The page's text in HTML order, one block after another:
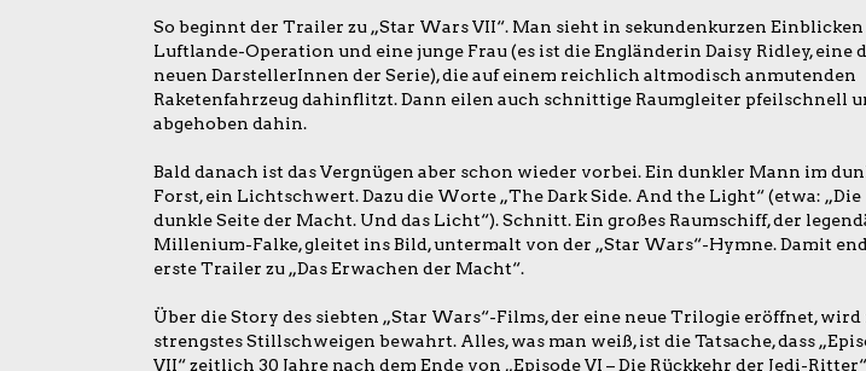
So beginnt der Trailer zu „Star Wars VII“. Man sieht in sekundenkurzen Einblicken
Luftlande-Operation und eine junge Frau (es ist die Engländerin Daisy Ridley, eine
neuen DarstellerInnen der Serie), die auf einem reichlich altmodisch anmutenden
Raketenfahrzeug dahinflitzt. Dann eilen auch schnittige Raumgleiter pfeilschnell
abgehoben dahin.
Bald danach ist das Vergnügen aber schon wieder vorbei. Ein dunkler Mann im
Forst, ein Lichtschwert. Dazu die Worte „The Dark Side. And the Light“ (etwa: „Die
dunkle Seite der Macht. Und das Licht“). Schnitt. Ein großes Raumschiff, der
Millenium-Falke, gleitet ins Bild, untermalt von der „Star Wars“-Hymne. Damit
erste Trailer zu „Das Erwachen der Macht“.
Über die Story des siebten „Star Wars“-Films, der eine neue Trilogie eröffnet, wird
strengstes Stillschweigen bewahrt. Alles, was man weiß, ist die Tatsache, dass
VII“ zeitlich 30 Jahre nach dem Ende von „Episode VI – Die Rückkehr der Jedi-Ritter“